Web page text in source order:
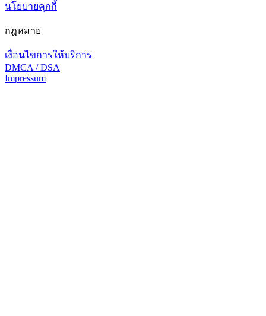
นโยบายคุกกี้
กฎหมาย
เงื่อนไขการให้บริการ
DMCA / DSA
Impressum